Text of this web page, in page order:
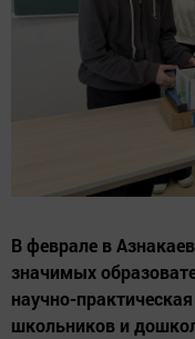
В феврале в
значимых
научно-
школьников и